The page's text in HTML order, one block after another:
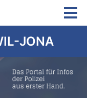
JONA